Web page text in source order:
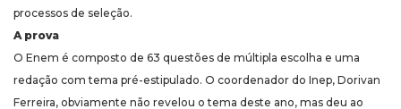
processos de seleção.
A prova
O Enem é composto de 63 questões de múltipla escolha e uma
redação com tema pré-estipulado. O coordenador do Inep, Dorivan
Ferreira, obviamente não revelou o tema deste ano, mas deu ao